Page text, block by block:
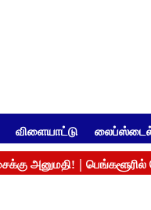
விளையாட்டு